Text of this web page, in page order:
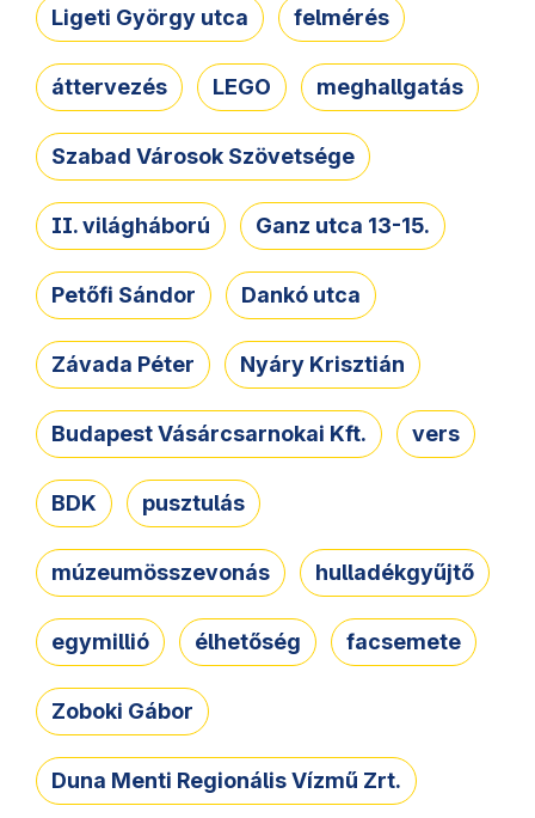
Ligeti György utca felmérés
áttervezés LEGO meghallgatás
Szabad Városok Szövetsége
II. világháború Ganz utca 13-15.
Petőfi Sándor Dankó utca
Závada Péter Nyáry Krisztián
Budapest Vásárcsarnokai Kft. vers
BDK pusztulás
múzeumösszevonás hulladékgyűjtő
egymillió élhetőség facsemete
Zoboki Gábor
Duna Menti Regionális Vízmű Zrt.